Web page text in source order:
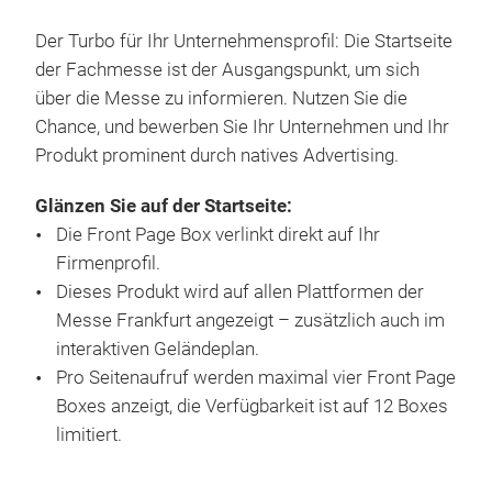
Der Turbo für Ihr Unternehmensprofil: Die Startseite
der Fachmesse ist der Ausgangspunkt, um sich
über die Messe zu informieren. Nutzen Sie die
Chance, und bewerben Sie Ihr Unternehmen und Ihr
Produkt prominent durch natives ­Advertising.
Glänzen Sie auf der Startseite:
Die Front Page Box verlinkt direkt auf Ihr
Firmenprofil.
Dieses Produkt wird auf allen Plattformen der
Messe Frankfurt angezeigt – zusätzlich auch im
interaktiven Geländeplan.
Pro Seitenaufruf werden maximal vier Front Page
Boxes anzeigt, die Verfügbarkeit ist auf 12 Boxes
limitiert.